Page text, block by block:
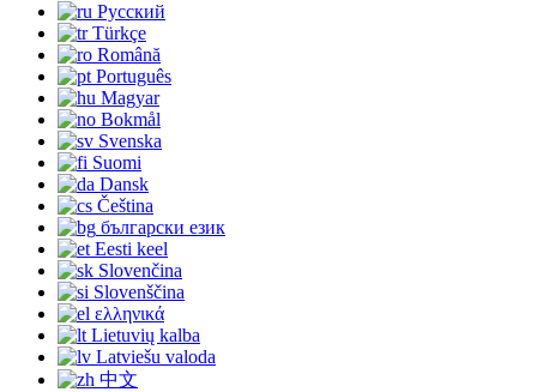
Русский
Türkçe
Română
Português
Magyar
Bokmål
Svenska
Suomi
Dansk
Čeština
български език
Eesti keel
Slovenčina
Slovenščina
ελληνικά
Lietuvių kalba
Latviešu valoda
中文